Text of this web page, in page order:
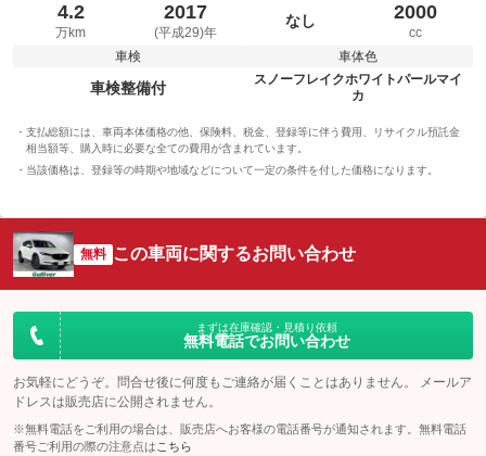
4.2
万km
2017
(平成29)年
なし 2000
cc
車検
車検整備付
車体色
スノーフレイクホワイトパールマイ
カ
支払総額には、車両本体価格の他、保険料、税金、登録等に伴う費用、リサイクル預託金
相当額等、購入時に必要な全ての費用が含まれています。
当該価格は、登録等の時期や地域などについて一定の条件を付した価格になります。
無料 この車両に関するお問い合わせ
まずは在庫確認・見積り依頼
無料電話でお問い合わせ
お気軽にどうぞ。問合せ後に何度もご連絡が届くことはありません。 メールア
ドレスは販売店に公開されません。
※無料電話をご利用の場合は、販売店へお客様の電話番号が通知されます。無料電話
番号ご利用の際の注意点は こちら